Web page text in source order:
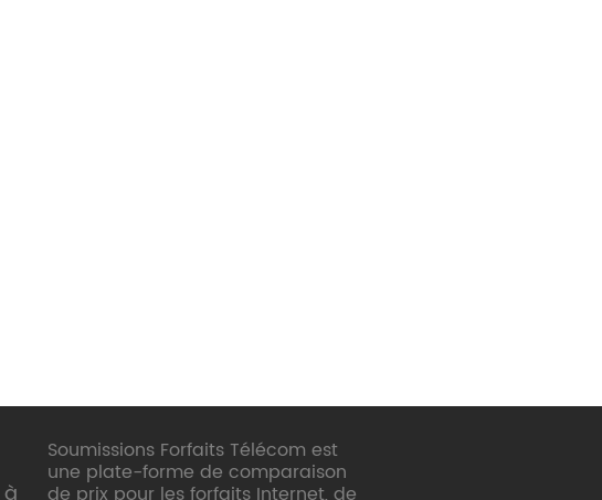
Soumissions Forfaits Télécom est
une plate-forme de comparaison
de prix pour les forfaits Internet, de